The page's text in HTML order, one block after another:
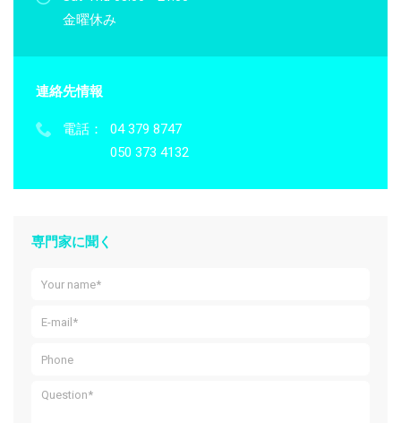
金曜休み
連絡先情報
電話： 04 379 8747
050 373 4132
専門家に聞く